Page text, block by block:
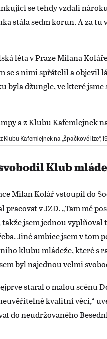
se tehdy vzdali
stála sedm korun. A za
léta v Praze Milana
se s nimi spřátelil a objevil
byla džungle, ve které
Kafemlejnek na „špačkové lize“,
Klub
Milan Kolář vstoupil do
pracovat v JZD. „Tam mě
jsem jednou
Jiné ambice jsem v
klubu mládeže, které s
byl najednou velmi
staral o malou scénu
kvalitní věci,“
do neudržovaného